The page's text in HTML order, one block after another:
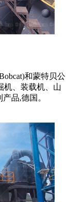
和蒙特贝公
机、装载机、山
品,德国。